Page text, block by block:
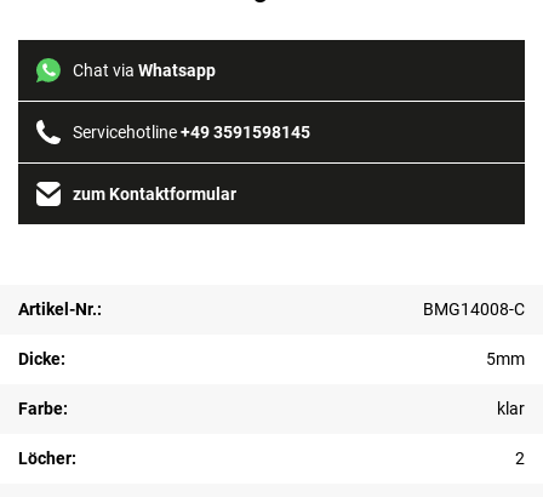
Chat via Whatsapp
Servicehotline+49 3591598145
zum Kontaktformular
Artikel-Nr.: BMG14008-C
Dicke: 5mm
Farbe: klar
Löcher: 2